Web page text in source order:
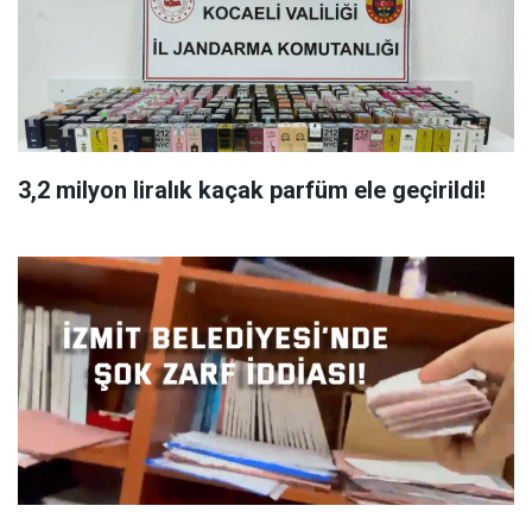
3,2 milyon liralık kaçak parfüm ele geçirildi!